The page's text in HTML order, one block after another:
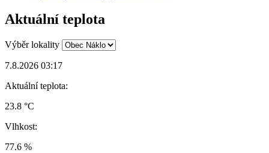
Aktuální teplota
Výběr lokality
7.8.2026 03:17
Aktuální teplota:
23.8 °C
Vlhkost:
77.6 %